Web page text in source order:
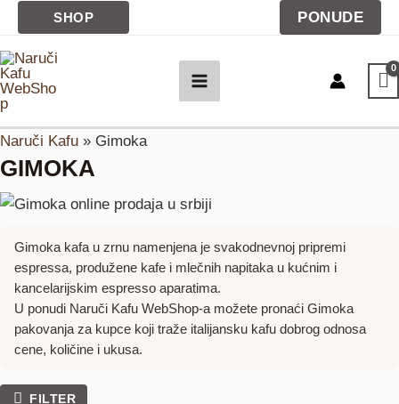
sadržaj
SHOP PONUDE
Naruči Kafu » Gimoka
GIMOKA
Gimoka kafa u zrnu namenjena je svakodnevnoj pripremi
espressa, produžene kafe i mlečnih napitaka u kućnim i
kancelarijskim espresso aparatima.
U ponudi Naruči Kafu WebShop-a možete pronaći Gimoka
pakovanja za kupce koji traže italijansku kafu dobrog odnosa
cene, količine i ukusa.
FILTER